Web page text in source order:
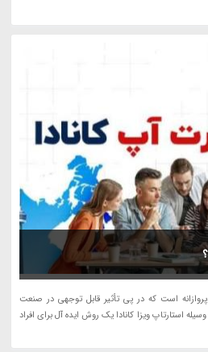
است که در پی تأثیر قابل توجهی در صنعت
استارتاپ ویزا کانادا یک روش ایده آل برای افراد